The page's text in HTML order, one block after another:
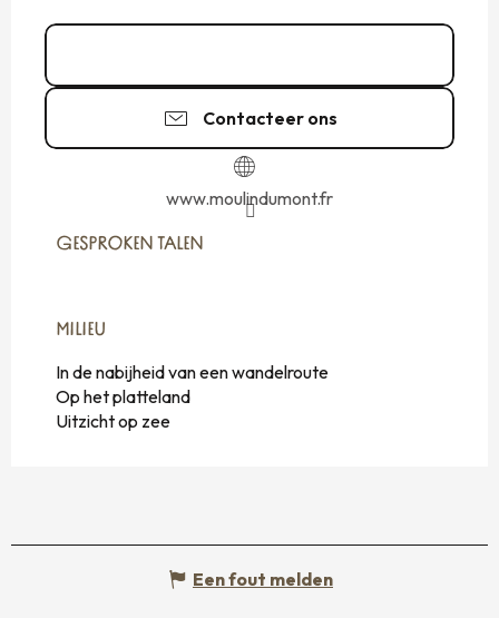
Contacteer ons
www.moulindumont.fr
GESPROKEN TALEN
GESPROKEN TALEN
MILIEU
MILIEU
In de nabijheid van een wandelroute
Op het platteland
Uitzicht op zee
Een fout melden